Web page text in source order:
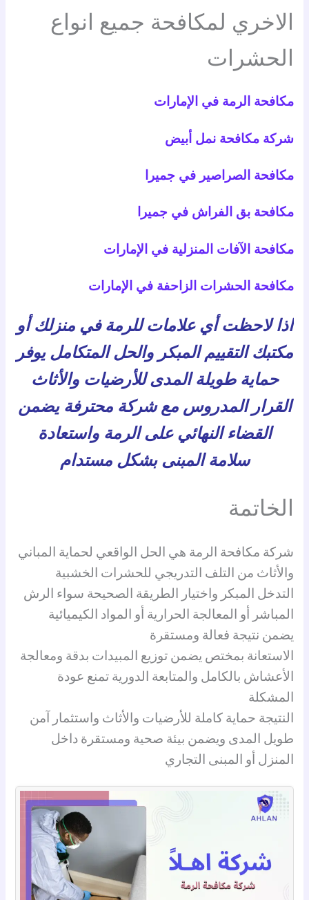
الاخري لمكافحة جميع انواع
الحشرات
مكافحة الرمة في الإمارات
شركة مكافحة نمل أبيض
مكافحة الصراصير في جميرا
مكافحة بق الفراش في جميرا
مكافحة الآفات المنزلية في الإمارات
مكافحة الحشرات الزاحفة في الإمارات
اذا لاحظت أي علامات للرمة في منزلك أو
مكتبك التقييم المبكر والحل المتكامل يوفر
حماية طويلة المدى للأرضيات والأثاث
القرار المدروس مع شركة محترفة يضمن
القضاء النهائي على الرمة واستعادة
سلامة المبنى بشكل مستدام
الخاتمة
شركة مكافحة الرمة هي الحل الواقعي لحماية المباني
والأثاث من التلف التدريجي للحشرات الخشبية
التدخل المبكر واختيار الطريقة الصحيحة سواء الرش
المباشر أو المعالجة الحرارية أو المواد الكيميائية
يضمن نتيجة فعالة ومستقرة
الاستعانة بمختص يضمن توزيع المبيدات بدقة ومعالجة
الأعشاش بالكامل والمتابعة الدورية تمنع عودة
المشكلة
النتيجة حماية كاملة للأرضيات والأثاث واستثمار آمن
طويل المدى ويضمن بيئة صحية ومستقرة داخل
المنزل أو المبنى التجاري